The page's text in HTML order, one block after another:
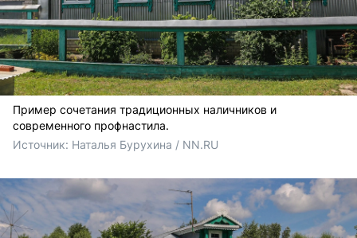
Пример сочетания традиционных наличников и
современного профнастила.
Источник: Наталья Бурухина / NN.RU